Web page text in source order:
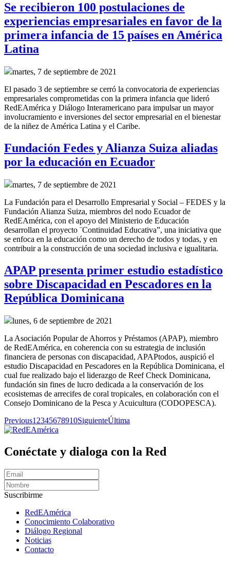
Se recibieron 100 postulaciones de
experiencias empresariales en favor de la
primera infancia de 15 países en América
Latina
martes, 7 de septiembre de 2021
El pasado 3 de septiembre se cerró la convocatoria de experiencias
empresariales comprometidas con la primera infancia que lideró
RedEAmérica y Diálogo Interamericano para impulsar un mayor
involucramiento e inversiones del sector empresarial en el bienestar
de la niñez de América Latina y el Caribe.
Fundación Fedes y Alianza Suiza aliadas
por la educación en Ecuador
martes, 7 de septiembre de 2021
La Fundación para el Desarrollo Empresarial y Social – FEDES y la
Fundación Alianza Suiza, miembros del nodo Ecuador de
RedEAmérica, con el apoyo del Ministerio de Educación
desarrollan el proyecto ¨Continuidad Educativa”, una iniciativa que
se enfoca en la educación como un derecho de todos y todas, y en
contribuir a la construcción de una sociedad inclusiva e igualitaria.
APAP presenta primer estudio estadístico
sobre Discapacidad en Pescadores en la
República Dominicana
lunes, 6 de septiembre de 2021
La Asociación Popular de Ahorros y Préstamos (APAP), miembro
de RedEAmérica, en coherencia con su estrategia de inclusión
financiera de personas con discapacidad, APAPtodos, auspició el
estudio Discapacidad en Pescadores en la República Dominicana, el
cual fue realizado bajo el liderazgo de Reef Check Dominicana,
fundación sin fines de lucro dedicada a la conservación de los
ecosistemas de arrecifes de coral tropicales, en colaboración con el
Consejo Dominicano de la Pesca y Acuicultura (CODOPESCA).
Previous1 2345678910SiguienteÚltima
Conéctate y dialoga con la Red
Suscribirme
RedEAmérica
Conocimiento Colaborativo
Diálogo Regional
Noticias
Contacto